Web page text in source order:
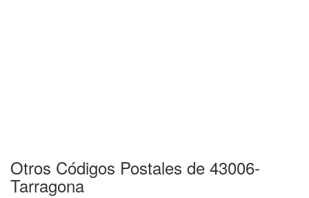
Otros Códigos Postales de 43006-
Tarragona